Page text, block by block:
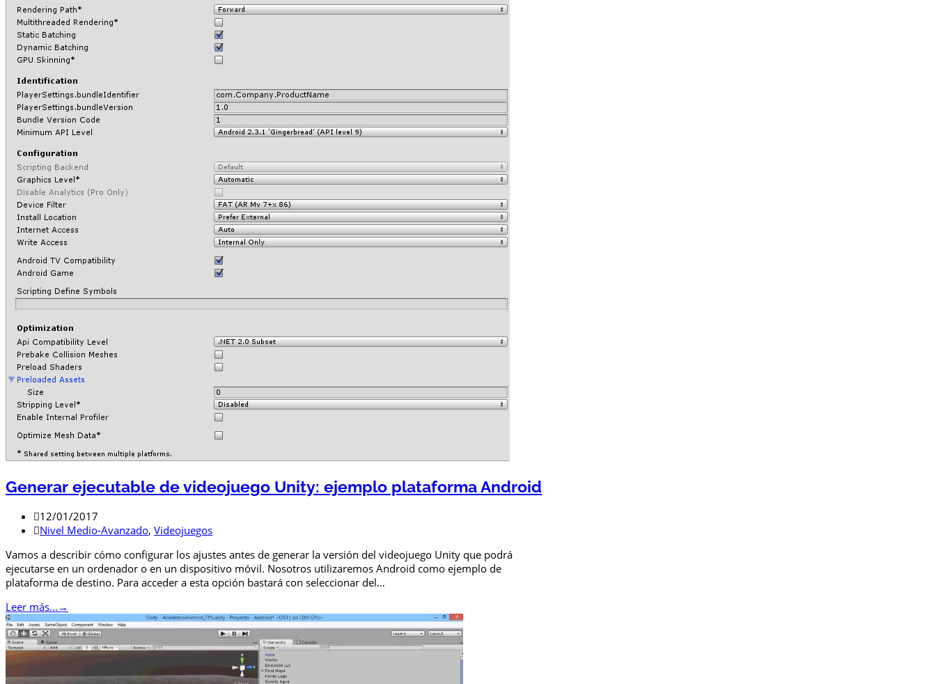
Generar ejecutable de videojuego Unity: ejemplo plataforma Android
12/01/2017
Nivel Medio-Avanzado, Videojuegos
Vamos a describir cómo configurar los ajustes antes de generar la versión del videojuego Unity que podrá
ejecutarse en un ordenador o en un dispositivo móvil. Nosotros utilizaremos Android como ejemplo de
plataforma de destino. Para acceder a esta opción bastará con seleccionar del…
Leer más... →